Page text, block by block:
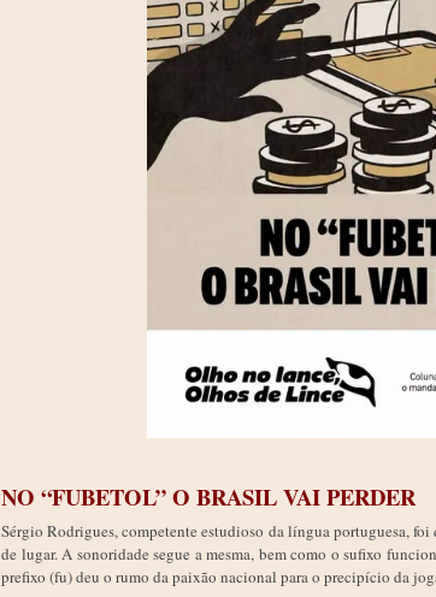
NO “FUBETOL” O BRASIL VAI PERDER
Sérgio Rodrigues, competente estudioso da língua portuguesa,
de lugar. A sonoridade segue a mesma, bem como o sufixo
prefixo (fu) deu o rumo da paixão nacional para o precipício da